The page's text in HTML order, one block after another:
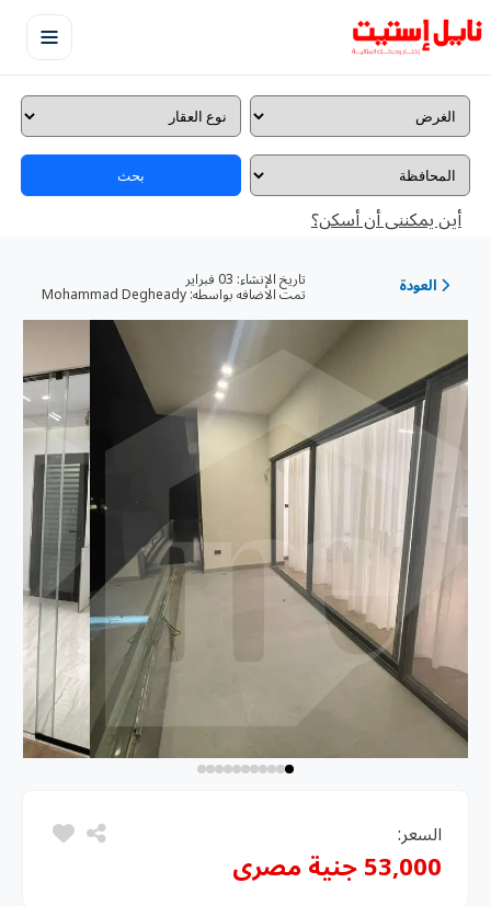
بحث
أين يمكننى أن أسكن؟
العودة تاريخ الإنشاء:
تمت الاضافه بواسطه: Mohammad Degheady
السعر:
53,000 جنية مصرى